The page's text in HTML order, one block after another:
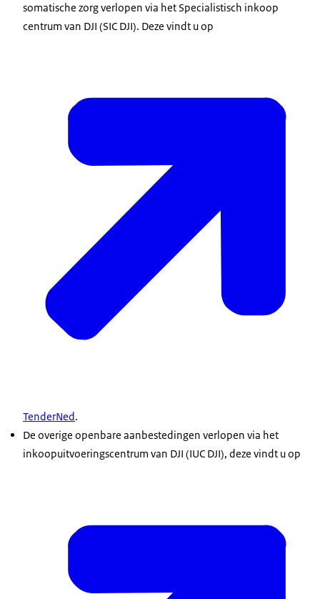
somatische zorg verlopen via het Specialistisch inkoop
centrum van DJI (SIC DJI). Deze vindt u op
TenderNed.
De overige openbare aanbestedingen verlopen via het
inkoopuitvoeringscentrum van DJI (IUC DJI), deze vindt u op